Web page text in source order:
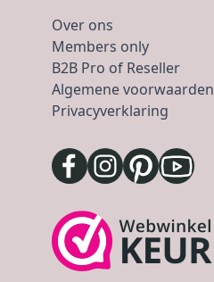
Over ons
Members only
B2B Pro of Reseller
Algemene voorwaarden
Privacyverklaring